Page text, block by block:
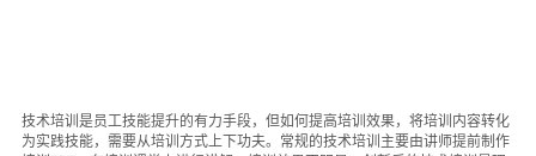
技术培训是员工技能提升的有力手段，但如何提高培训效果，将培训内容转化
为实践技能，需要从培训方式上下功夫。常规的技术培训主要由讲师提前制作